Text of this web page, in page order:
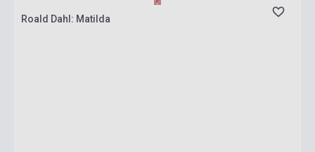
Roald Dahl: Matilda